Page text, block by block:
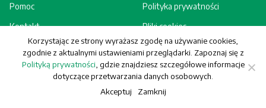
Pomoc
Kontakt
Rejestracja - korzyści
Polityka prywatności
Pliki cookies
Regulamin
© Generali Towarzystwo Ubezpieczeń S.A. Wszelkie prawa zastrzeżone.
Korzystając ze strony wyrażasz zgodę na używanie cookies,
zgodnie z aktualnymi ustawieniami przeglądarki. Zapoznaj się z
Polityką prywatności , gdzie znajdziesz szczegółowe informacje
dotyczące przetwarzania danych osobowych.
Akceptuj Zamknij